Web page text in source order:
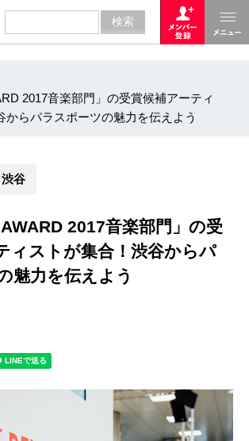
2017音楽部門」の受賞候補アーティ
からパラスポーツの魅力を伝えよう
谷
AWARD 2017音楽部門」の受
ィストが集合！渋谷からパ
魅力を伝えよう